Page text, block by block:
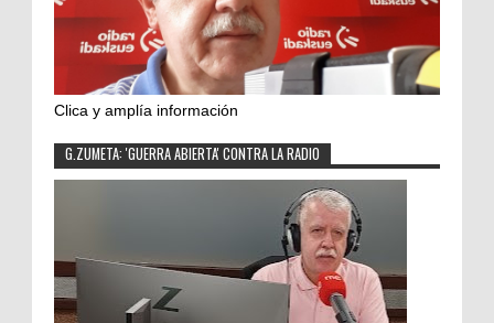
Clica y amplía información
G.ZUMETA: 'GUERRA ABIERTA' CONTRA LA RADIO